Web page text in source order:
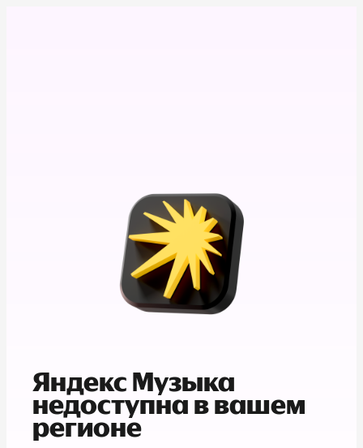
Яндекс Музыка
недоступна в вашем
регионе